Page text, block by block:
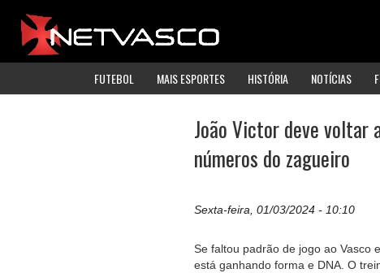
FUTEBOL MAIS ESPORTES HISTÓRIA NOTÍCIAS
João Victor deve
números do zagueiro
Sexta-feira, 01/03/2024 - 10:10
Se faltou padrão de jogo ao Vasco
está ganhando forma e DNA. O